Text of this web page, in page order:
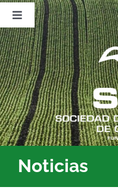
Saltar
contenido
Toggle
Navigation
Nosotros
Publicaciones
Sala de Prensa
Eventos
Noticias